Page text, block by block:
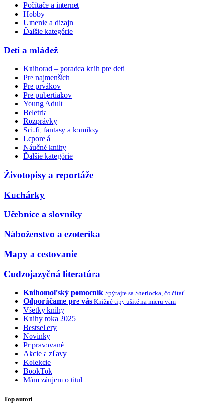
Počítače a internet
Hobby
Umenie a dizajn
Ďalšie kategórie
Deti a mládež
Knihorad – poradca kníh pre deti
Pre najmenších
Pre prvákov
Pre pubertiakov
Young Adult
Beletria
Rozprávky
Sci-fi, fantasy a komiksy
Leporelá
Náučné knihy
Ďalšie kategórie
Životopisy a reportáže
Kuchárky
Učebnice a slovníky
Náboženstvo a ezoterika
Mapy a cestovanie
Cudzojazyčná literatúra
Knihomoľský pomocník Spýtajte sa Sherlocka, čo čítať
Odporúčame pre vás Knižné tipy ušité na mieru vám
Všetky knihy
Knihy roka 2025
Bestsellery
Novinky
Pripravované
Akcie a zľavy
Kolekcie
BookTok
Mám záujem o titul
Top autori